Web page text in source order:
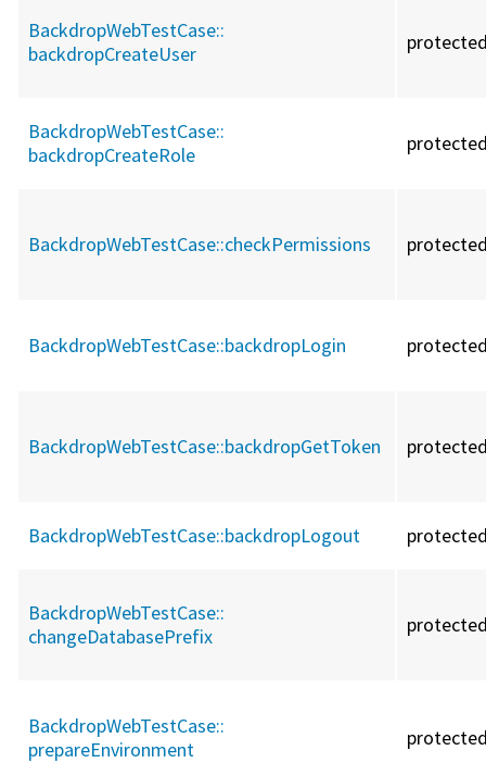
BackdropWebTestCase::
backdropCreateUser
BackdropWebTestCase::
backdropCreateRole
BackdropWebTestCase::checkPermissions
BackdropWebTestCase::backdropLogin
BackdropWebTestCase::backdropGetToken
BackdropWebTestCase::backdropLogout
BackdropWebTestCase::
changeDatabasePrefix
BackdropWebTestCase::
prepareEnvironment